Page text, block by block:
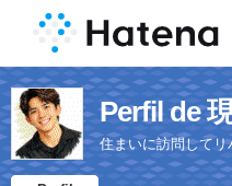
Perfil de
住まいに訪問して